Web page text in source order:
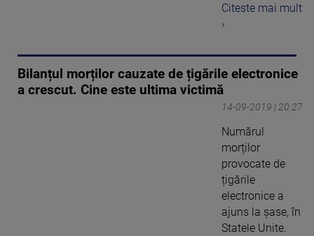
Citeste mai mult
›
Bilanțul morților cauzate de țigările electronice
a crescut. Cine este ultima victimă
14-09-2019 | 20:27
Numărul
morților
provocate de
țigările
electronice a
ajuns la șase, în
Statele Unite.